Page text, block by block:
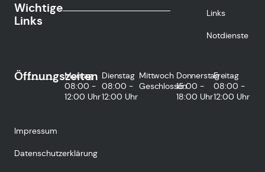
Wichtige
Links
Links
Notdienste
Öffnungszeiten
Montag
08:00 -
12:00 Uhr
Dienstag
08:00 -
12:00 Uhr
Mittwoch
Geschlossen
Donnerstag
15:00 -
18:00 Uhr
Freitag
08:00 -
12:00 Uhr
Impressum
Datenschutzerklärung